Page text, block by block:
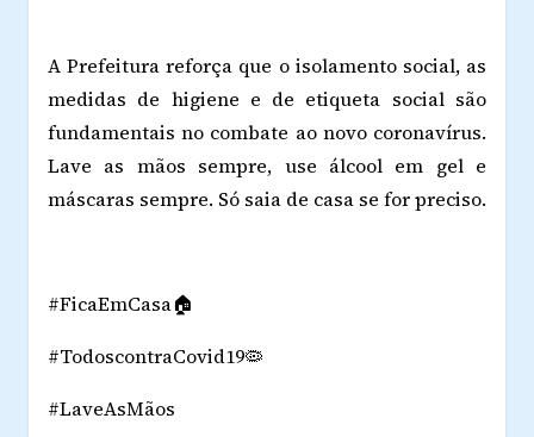
A Prefeitura reforça que o isolamento social, as
medidas de higiene e de etiqueta social são
fundamentais no combate ao novo coronavírus.
Lave as mãos sempre, use álcool em gel e
máscaras sempre. Só saia de casa se for preciso.
#FicaEmCasa🏠
#TodoscontraCovid19🦠
#LaveAsMãos